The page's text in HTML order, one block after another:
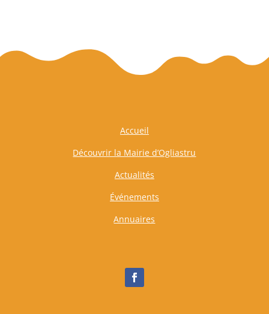
Accueil
Découvrir la Mairie d’Ogliastru
Actualités
Événements
Annuaires